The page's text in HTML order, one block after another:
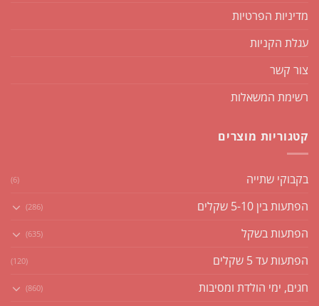
מדיניות הפרטיות
עגלת הקניות
צור קשר
רשימת המשאלות
קטגוריות מוצרים
בקבוקי שתייה (6)
הפתעות בין 5-10 שקלים (286)
הפתעות בשקל (635)
הפתעות עד 5 שקלים (120)
חגים, ימי הולדת ומסיבות (860)